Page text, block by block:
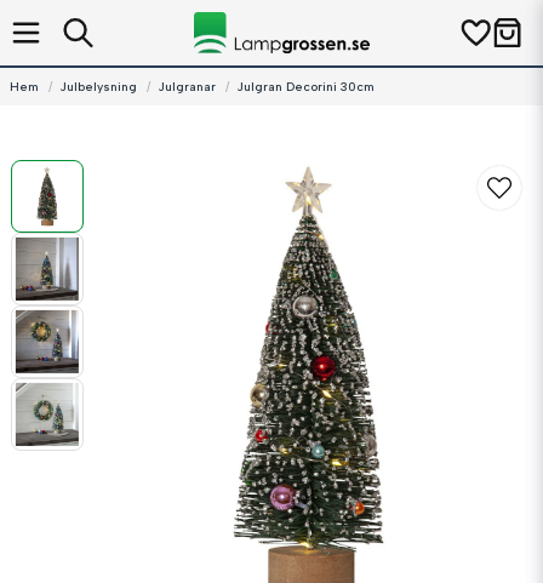
Hem Julbelysning Julgranar Julgran Decorini 30cm